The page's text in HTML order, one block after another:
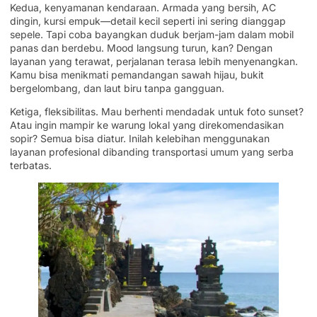
Kedua, kenyamanan kendaraan. Armada yang bersih, AC
dingin, kursi empuk—detail kecil seperti ini sering dianggap
sepele. Tapi coba bayangkan duduk berjam-jam dalam mobil
panas dan berdebu. Mood langsung turun, kan? Dengan
layanan yang terawat, perjalanan terasa lebih menyenangkan.
Kamu bisa menikmati pemandangan sawah hijau, bukit
bergelombang, dan laut biru tanpa gangguan.
Ketiga, fleksibilitas. Mau berhenti mendadak untuk foto sunset?
Atau ingin mampir ke warung lokal yang direkomendasikan
sopir? Semua bisa diatur. Inilah kelebihan menggunakan
layanan profesional dibanding transportasi umum yang serba
terbatas.